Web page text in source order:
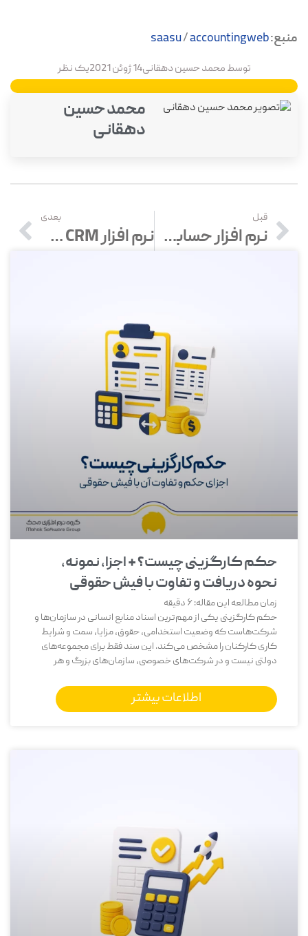
منبع: saasu/accountingweb
توسطمحمد حسین دهقانی14 ژوئن 2021 یک نظر
محمد حسین
دهقانی
قبل
نرم افزار حسابداری موبایل چه ویژگی هایی دارد؟
بعدی
نرم افزار CRM چیست؟ ویژگی های CRM خوب
حکم کارگزینی چیست؟ + اجزا، نمونه،
نحوه دریافت و تفاوت با فیش حقوقی
زمان مطالعه این مقاله:6 دقیقه
حکم کارگزینی یکی از مهم‌ترین اسناد منابع انسانی در سازمان‌ها و
شرکت‌هاست که وضعیت استخدامی، حقوق، مزایا، سمت و شرایط
کاری کارکنان را مشخص می‌کند. این سند فقط برای مجموعه‌های
دولتی نیست و در شرکت‌های خصوصی، سازمان‌های بزرگ و هر
اطلاعات بیشتر